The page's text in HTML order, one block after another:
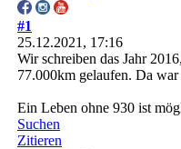
#1
25.12.2021, 17:16
Wir schreiben das Jahr
77.000km gelaufen. Da
Ein Leben ohne 930 ist
Suchen
Zitieren